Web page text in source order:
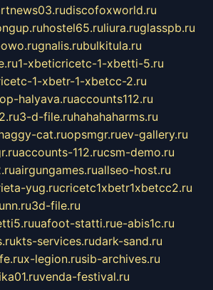
discofoxworld.ru
hostel65.ruliura.ruglasspb.ru
gnalis.rubulkitula.ru
1-xbeticricetc-1-xbetti-5.ru
1-xbetr-1-xbetcc-2.ru
halyava.ruaccounts112.ru
3-d-file.ruhahahaharms.ru
cat.ruopsmgr.ruev-gallery.ru
accounts-112.rucsm-demo.ru
airgungames.ruallseo-host.ru
yug.rucricetc1xbetr1xbetcc2.ru
3d-file.ru
uafoot-statti.rue-abis1c.ru
kts-services.rudark-sand.ru
x-legion.rusib-archives.ru
venda-festival.ru